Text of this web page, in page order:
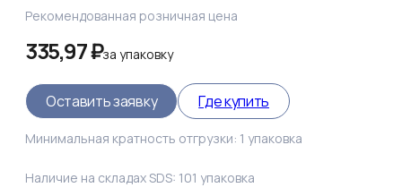
Рекомендованная розничная цена
335,97 ₽заупаковку
Оставить заявку Где купить
Минимальная кратность отгрузки: 1 упаковка
Наличие на складах SDS: 101 упаковка